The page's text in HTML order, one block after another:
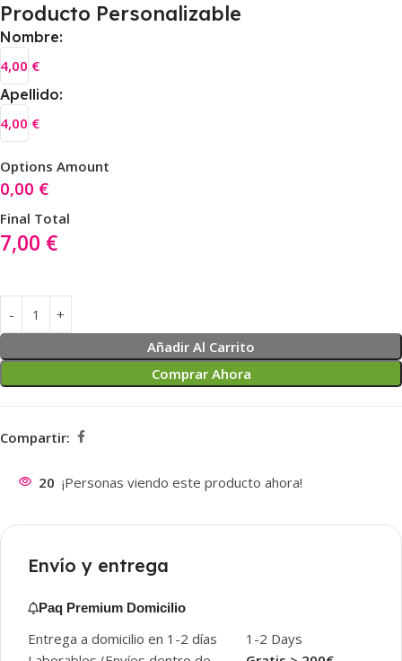
Producto Personalizable
Nombre:
4,00 €
Apellido:
4,00 €
Options Amount
0,00 €
Final Total
7,00 €
Añadir Al Carrito
Comprar Ahora
Compartir:
20 ¡Personas viendo este producto ahora!
Envío y entrega
Paq Premium Domicilio
Entrega a domicilio en 1-2 días
1-2 Days